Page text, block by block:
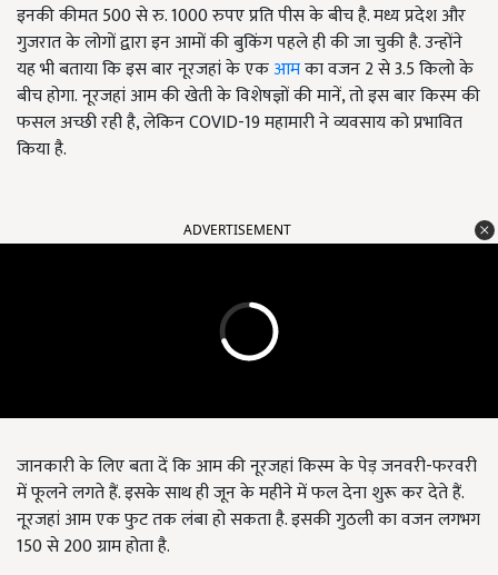
इनकी कीमत 500 से रु. 1000 रुपए प्रति पीस के बीच है. मध्य प्रदेश और
गुजरात के लोगों द्वारा इन आमों की बुकिंग पहले ही की जा चुकी है. उन्होंने
यह भी बताया कि इस बार नूरजहां के एकआमका वजन 2 से 3.5 किलो के
बीच होगा. नूरजहां आम की खेती के विशेषज्ञों की मानें, तो इस बार किस्म की
फसल अच्छी रही है, लेकिन COVID-19 महामारी ने व्यवसाय को प्रभावित
किया है.
ADVERTISEMENT
जानकारी के लिए बता दें कि आम की नूरजहां किस्म के पेड़ जनवरी-फरवरी
में फूलने लगते हैं. इसके साथ ही जून के महीने में फल देना शुरू कर देते हैं.
नूरजहां आम एक फुट तक लंबा हो सकता है. इसकी गुठली का वजन लगभग
150 से 200 ग्राम होता है.